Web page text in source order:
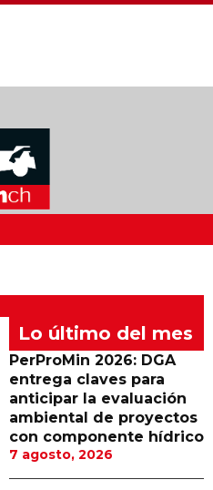
Lo último del mes
PerProMin 2026: DGA
entrega claves para
anticipar la evaluación
ambiental de proyectos
con componente hídrico
7 agosto, 2026